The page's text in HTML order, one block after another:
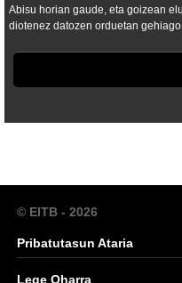
Abisu horian gaude, eta goizean
diotenez datozen orduetan
© EITB - 2026
Pribatutasun Ataria
Lege Oharra